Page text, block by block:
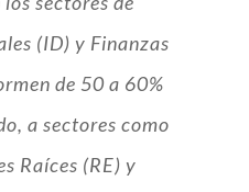
(ID) y Finanzas
de 50 a 60%
a sectores como
Raíces (RE) y